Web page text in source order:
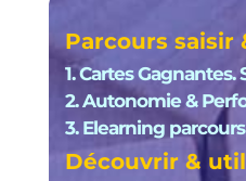
Parcours saisir
1. Cartes Gagnantes.
2. Autonomie &
3. Elearning
Découvrir &